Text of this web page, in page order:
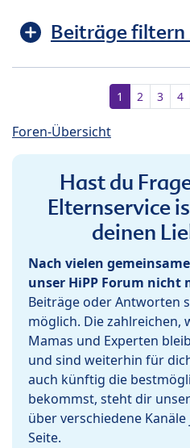
Beiträge filtern
1 2 3 4
Foren-Übersicht
Hast du
Elternservice
deinen
Nach vielen
unser HiPP Forum nicht
Beiträge oder Antworten
möglich. Die zahlreichen,
Mamas und Experten
und sind weiterhin für
auch künftig die
bekommst, steht dir unser
über verschiedene
Seite.